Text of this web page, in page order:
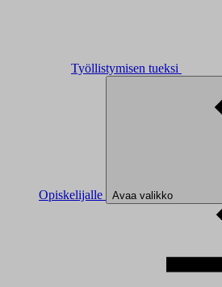
Työllistymisen tueksi
Opiskelijalle Avaa valikko